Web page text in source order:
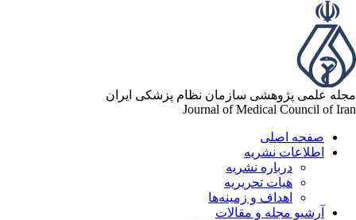
علمی پژوهشی سازمان نظام پزشکی ایران
Journal of Medical Council of
صفحه اصلی
اطلاعات نشریه
درباره نشریه
هیات تحریریه
اهداف و زمینه‌ها
آرشیو مجله و مقالات